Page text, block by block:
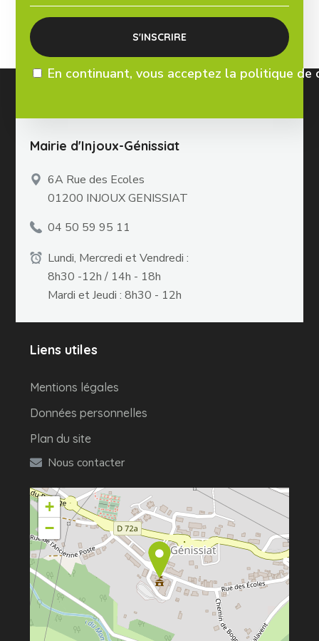
En continuant, vous acceptez la politique
Mairie d'Injoux-Génissiat
6A Rue des Ecoles
01200 INJOUX GENISSIAT
04 50 59 95 11
Lundi, Mercredi et Vendredi :
8h30 -12h / 14h - 18h
Mardi et Jeudi : 8h30 - 12h
Liens utiles
Mentions légales
Données personnelles
Plan du site
Nous contacter
+
−